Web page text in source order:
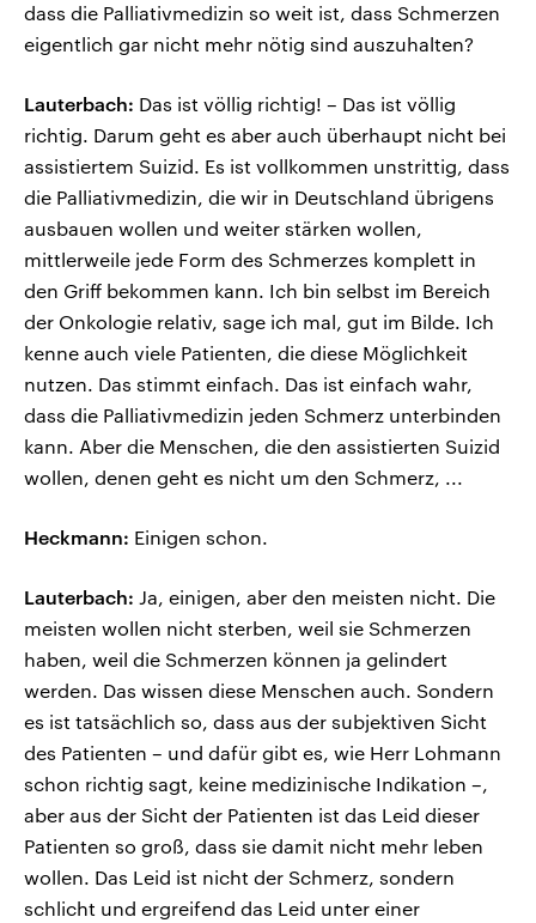
dass die Palliativmedizin so weit ist, dass Schmerzen
eigentlich gar nicht mehr nötig sind auszuhalten?
Lauterbach: Das ist völlig richtig! – Das ist völlig
richtig. Darum geht es aber auch überhaupt nicht bei
assistiertem Suizid. Es ist vollkommen unstrittig, dass
die Palliativmedizin, die wir in Deutschland übrigens
ausbauen wollen und weiter stärken wollen,
mittlerweile jede Form des Schmerzes komplett in
den Griff bekommen kann. Ich bin selbst im Bereich
der Onkologie relativ, sage ich mal, gut im Bilde. Ich
kenne auch viele Patienten, die diese Möglichkeit
nutzen. Das stimmt einfach. Das ist einfach wahr,
dass die Palliativmedizin jeden Schmerz unterbinden
kann. Aber die Menschen, die den assistierten Suizid
wollen, denen geht es nicht um den Schmerz, ...
Heckmann: Einigen schon.
Lauterbach: Ja, einigen, aber den meisten nicht. Die
meisten wollen nicht sterben, weil sie Schmerzen
haben, weil die Schmerzen können ja gelindert
werden. Das wissen diese Menschen auch. Sondern
es ist tatsächlich so, dass aus der subjektiven Sicht
des Patienten – und dafür gibt es, wie Herr Lohmann
schon richtig sagt, keine medizinische Indikation –,
aber aus der Sicht der Patienten ist das Leid dieser
Patienten so groß, dass sie damit nicht mehr leben
wollen. Das Leid ist nicht der Schmerz, sondern
schlicht und ergreifend das Leid unter einer